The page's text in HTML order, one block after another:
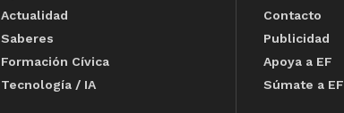
Actualidad
Saberes
Formación Cívica
Tecnología / IA
Contacto
Publicidad
Apoya a EF
Súmate a EF